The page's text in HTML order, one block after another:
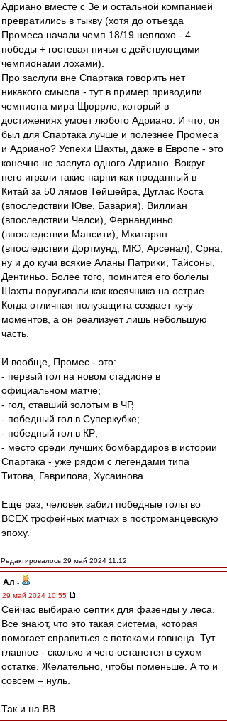
Адриано вместе с Зе и остальной компанией
превратились в тыкву (хотя до отъезда
Промеса начали чемп 18/19 неплохо - 4
победы + гостевая ничья с действующими
чемпионами лохами).
Про заслуги вне Спартака говорить нет
никакого смысла - тут в пример приводили
чемпиона мира Щюррле, который в
достижениях умоет любого Адриано. И что, он
был для Спартака лучше и полезнее Промеса
и Адриано? Успехи Шахты, даже в Европе - это
конечно не заслуга одного Адриано. Вокруг
него играли такие парни как проданный в
Китай за 50 лямов Тейшейра, Дуглас Коста
(впоследствии Юве, Бавария), Виллиан
(впоследствии Челси), Фернандиньо
(впоследствии Мансити), Мхитарян
(впоследствии Дортмунд, МЮ, Арсенал), Срна,
ну и до кучи всякие Аланы Патрики, Тайсоны,
Дентиньо. Более того, помнится его болелы
Шахты поругивали как косячника на острие.
Когда отличная полузащита создает кучу
моментов, а он реализует лишь небольшую
часть.
И вообще, Промес - это:
- первый гол на новом стадионе в
официальном матче;
- гол, ставший золотым в ЧР,
- победный гол в Суперкубке;
- победный гол в КР;
- место среди лучших бомбардиров в истории
Спартака - уже рядом с легендами типа
Титова, Гаврилова, Хусаинова.
Еще раз, человек забил победные голы во
ВСЕХ трофейных матчах в построманцевскую
эпоху.
Редактировалось 29 май 2024 11:12
Ал -
29 май 2024 10:55
Сейчас выбираю септик для фазенды у леса.
Все знают, что это такая система, которая
помогает справиться с потоками говнеца. Тут
главное - сколько и чего останется в сухом
остатке. Желательно, чтобы поменьше. А то и
совсем – нуль.
Так и на ВВ.